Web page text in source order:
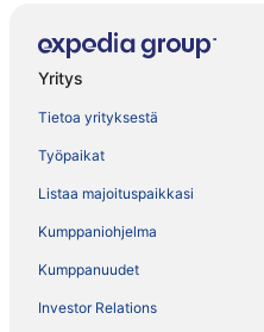
Yritys
Tietoa yrityksestä
Työpaikat
Listaa majoituspaikkasi
Kumppaniohjelma
Kumppanuudet
Investor Relations